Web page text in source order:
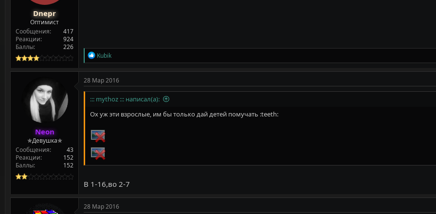
Dnepr
Оптимист
Сообщения
417
Реакции
924
Баллы
226
Р
е
а
к
ц
и
и
Kubik
Neon
✯Девушка✯
Сообщения
43
Реакции
152
Баллы
152
28 Мар 2016
::: mythoz ::: написал(а):
Ох уж эти взрослые, им бы только дай детей помучать :teeth:
В 1-16,во 2-7
28 Мар 2016